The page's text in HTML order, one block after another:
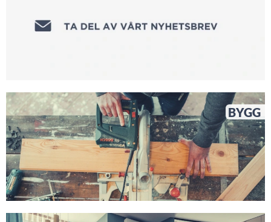
BYGG